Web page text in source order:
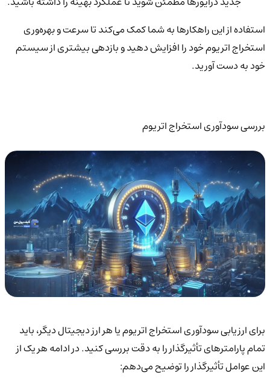
استفاده از این راهکارها به شما کمک می‌کند تا سرعت و بهره‌وری
استخراج اتریوم خود را افزایش دهید و بازدهی بیشتری از سیستم
خود به دست آورید.
بررسی سودآوری استخراج اتریوم
برای ارزیابی سودآوری استخراج اتریوم یا هر ارز دیجیتال دیگر، باید
تمام پارامترهای تأثیرگذار را به دقت بررسی کنید. در ادامه هر یک از
این عوامل تأثیرگذار را توضیح می‌دهم: